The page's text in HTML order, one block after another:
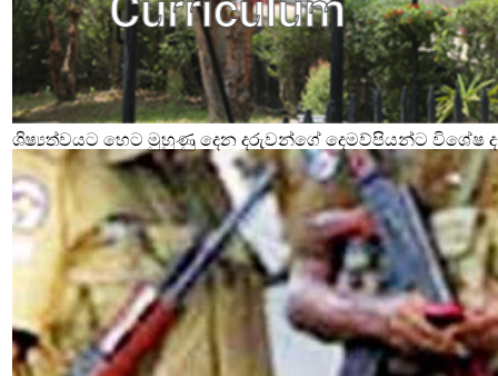
ශිෂ්‍යත්වයට හෙට මුහුණු දෙන දරුවන්ගේ දෙමව්පියන්ට විශේෂ